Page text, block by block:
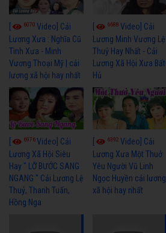
6070 Video] Cải
Lương Xưa : Nghĩa Cũ
Tình Xưa - Minh
Vương Thoại Mỹ | cải
lương xã hội hay nhất
6688Video] Cải
Lương Minh Vương Lệ
Thuỷ Hay Nhất - Cải
Lương Xã Hội Xưa Bất
Hủ
6976Video] Cải
Lương Xã Hội Siêu
Hay " LỠ BƯỚC SANG
NGANG " Cải Lương Lệ
Thuỷ, Thanh Tuấn,
Hồng Nga
6392Video] Cải
Lương Xưa Một Thuở
Yêu Người Vũ Linh
Ngọc Huyền cải lương
xã hội hay nhất